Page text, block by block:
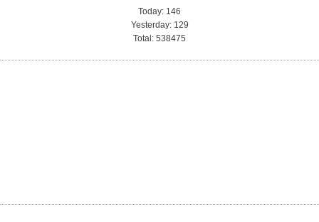
Today: 146
Yesterday: 129
Total: 538475